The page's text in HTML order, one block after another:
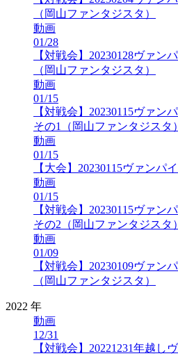
（岡山ファンタジスタ）
動画
01/28
【対戦会】20230128ヴァン
（岡山ファンタジスタ）
動画
01/15
【対戦会】20230115ヴァン
その1（岡山ファンタジスタ）
動画
01/15
【大会】20230115ヴァンパ
動画
01/15
【対戦会】20230115ヴァン
その2（岡山ファンタジスタ）
動画
01/09
【対戦会】20230109ヴァン
（岡山ファンタジスタ）
2022 年
動画
12/31
【対戦会】20221231年越し